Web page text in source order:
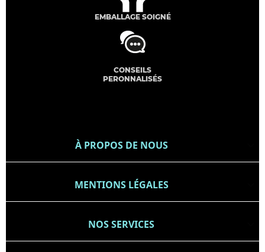
EMBALLAGE SOIGNÉ
CONSEILS
PERONNALISÉS
À PROPOS DE NOUS
MENTIONS LÉGALES
NOS SERVICES